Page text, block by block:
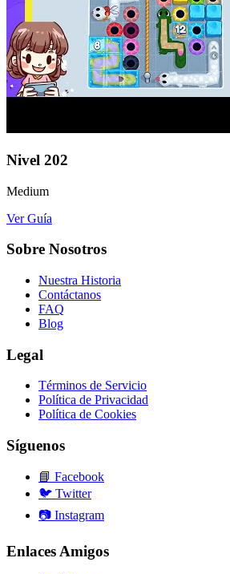
Nivel 202
Medium
Ver Guía
Sobre Nosotros
Nuestra Historia
Contáctanos
FAQ
Blog
Legal
Términos de Servicio
Política de Privacidad
Política de Cookies
Síguenos
📘 Facebook
🐦 Twitter
📷 Instagram
Enlaces Amigos